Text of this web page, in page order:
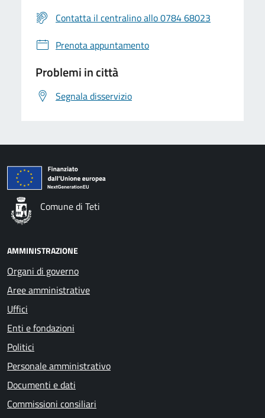
Contatta il centralino allo 0784 68023
Prenota appuntamento
Problemi in città
Segnala disservizio
Comune di Teti
AMMINISTRAZIONE
Organi di governo
Aree amministrative
Uffici
Enti e fondazioni
Politici
Personale amministrativo
Documenti e dati
Commissioni consiliari